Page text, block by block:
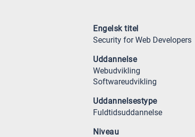
Engelsk titel
Security for Web Developers
Uddannelse
Webudvikling
Softwareudvikling
Uddannelsestype
Fuldtidsuddannelse
Niveau